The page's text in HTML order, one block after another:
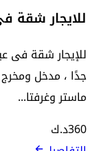
للايجار شقة
للإيجار شقة فى
ماستر وغرفتا...
360د.ك